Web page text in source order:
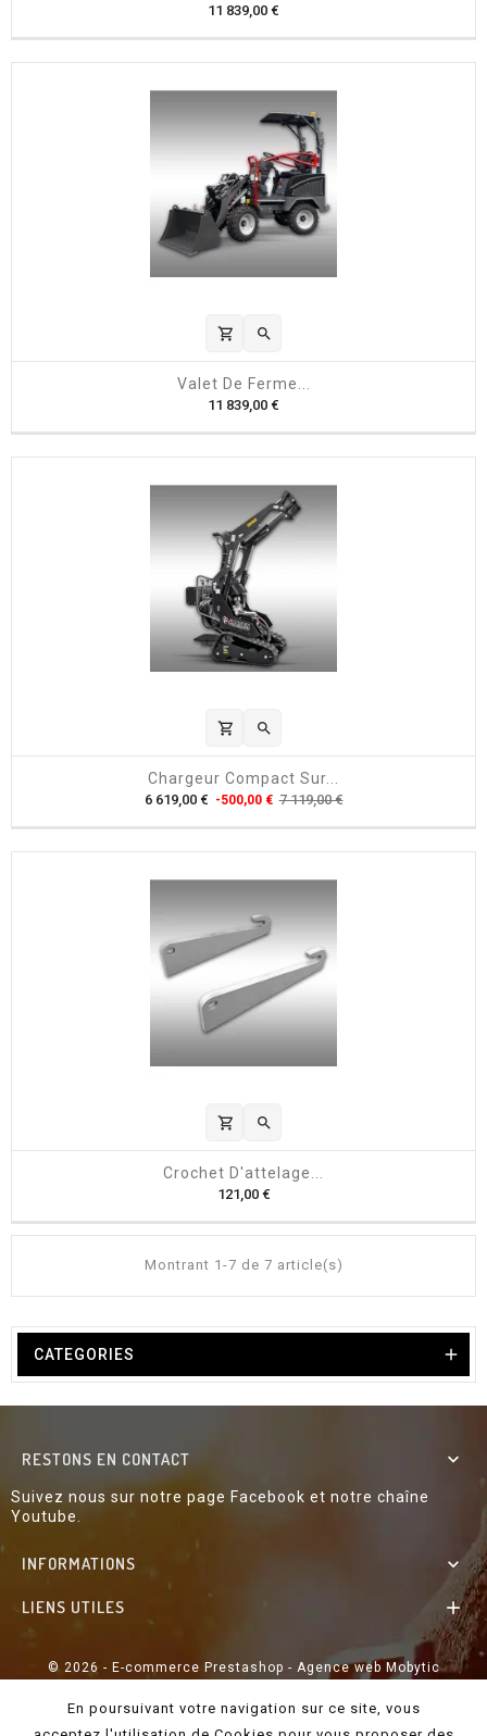
11 839,00 €
x
shopping_cart 
Valet De Ferme...
11 839,00 €
x
shopping_cart 
Chargeur Compact Sur...
6 619,00 € P
x
b
i
u
e
l
-500,00 € 7 119,00 €P
x
shopping_cart 
Crochet D'attelage...
121,00 €P
i
Montrant 1-7 de 7 article(s)
CATEGORIES 
RESTONS EN CONTACT 
Suivez nous sur notre page Facebook et notre chaîne
Youtube.
INFORMATIONS 
LIENS UTILES 
© 2026 - E-commerce Prestashop - Agence web Mobytic
En poursuivant votre navigation sur ce site, vous